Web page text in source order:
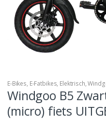
E-Bikes, E-Fatbikes, Elektrisch,
Windgoo B5
(micro) fiets